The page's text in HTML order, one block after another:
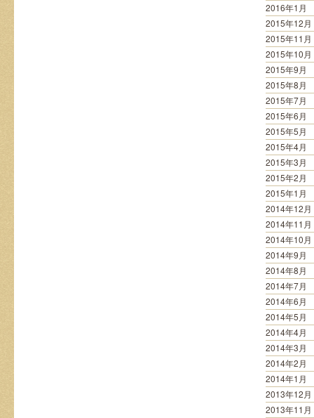
2016年1月
2015年12月
2015年11月
2015年10月
2015年9月
2015年8月
2015年7月
2015年6月
2015年5月
2015年4月
2015年3月
2015年2月
2015年1月
2014年12月
2014年11月
2014年10月
2014年9月
2014年8月
2014年7月
2014年6月
2014年5月
2014年4月
2014年3月
2014年2月
2014年1月
2013年12月
2013年11月